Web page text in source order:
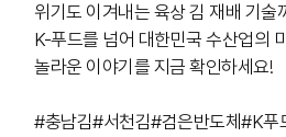
위기도 이겨내는 육상 김 재배 기술
K-푸드를 넘어 대한민국 수산업의
놀라운 이야기를 지금 확인하세요!
#충남김#서천김#검은반도체 #K푸